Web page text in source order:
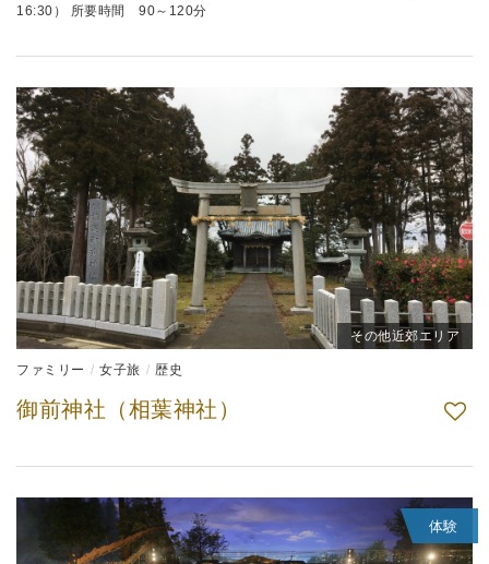
16:30） 所要時間 90～120分
その他近郊エリア
ファミリー 女子旅 歴史
御前神社（相葉神社）
体験